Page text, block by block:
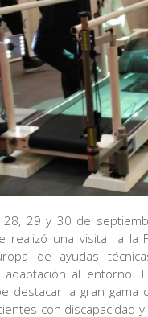
28, 29 y 30 de
realizó una visita a
de ayudas
adaptación al entorno.
destacar la gran
con discapacidad